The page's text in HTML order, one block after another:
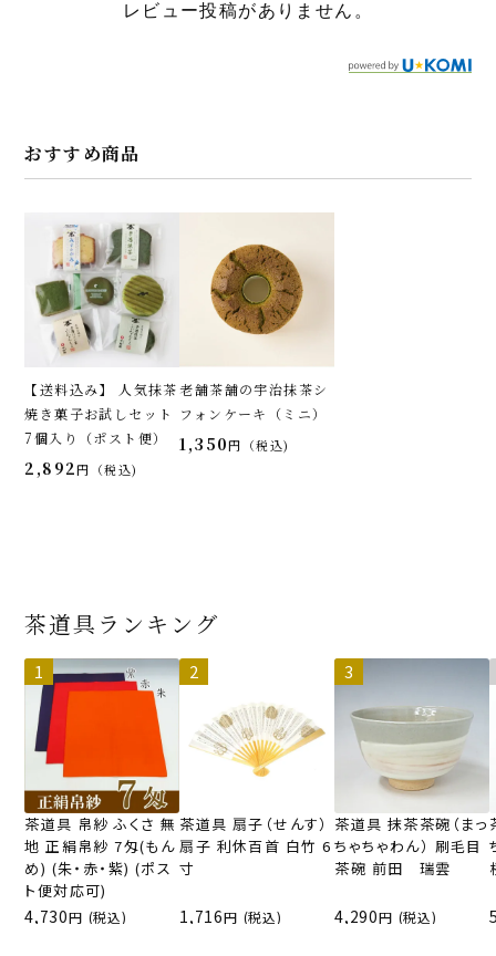
レビュー投稿がありません。
おすすめ商品
【送料込み】 人気抹茶
焼き菓子お試しセット
7個入り（ポスト便）
2,892 税込
老舗茶舗の宇治抹茶シ
フォンケーキ（ミニ）
1,350 税込
茶道具ランキング
茶道具 帛紗 ふくさ 無
地 正絹帛紗 7匁(もん
め) (朱・赤・紫) (ポス
ト便対応可)
4,730 (税込)
茶道具 扇子（せんす）
扇子 利休百首 白竹 6
寸
1,716 (税込)
茶道具 抹茶茶碗（まっ
ちゃちゃわん） 刷毛目
茶碗 前田 瑞雲
4,290 (税込)